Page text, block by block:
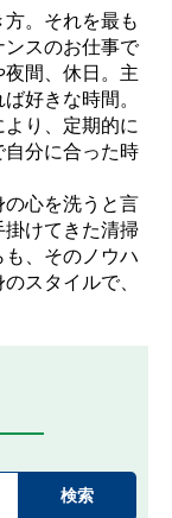
。それを最も
スのお仕事で
間、休日。主
好きな時間。
り、定期的に
自分に合った時
心を洗うと言
掛けてきた清掃
、そのノウハ
スタイルで、